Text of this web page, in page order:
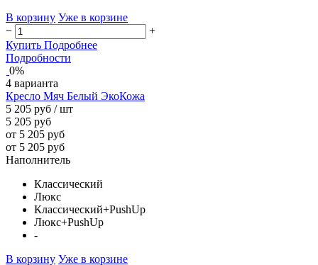
В корзину Уже в корзине
−
+
Купить Подробнее
Подробности
0%
4 варианта
Кресло Мяч Белый ЭкоКожа
5 205 руб / шт
5 205 руб
от 5 205 руб
от 5 205 руб
Наполнитель
Классический
Люкс
Классический+PushUp
Люкс+PushUp
-
В корзину Уже в корзине